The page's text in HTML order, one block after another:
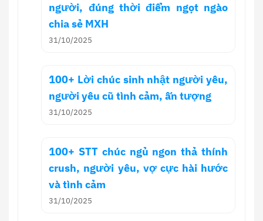
người, đúng thời điểm ngọt ngào
chia sẻ MXH
31/10/2025
100+ Lời chúc sinh nhật người yêu,
người yêu cũ tình cảm, ấn tượng
31/10/2025
100+ STT chúc ngủ ngon thả thính
crush, người yêu, vợ cực hài hước
và tình cảm
31/10/2025